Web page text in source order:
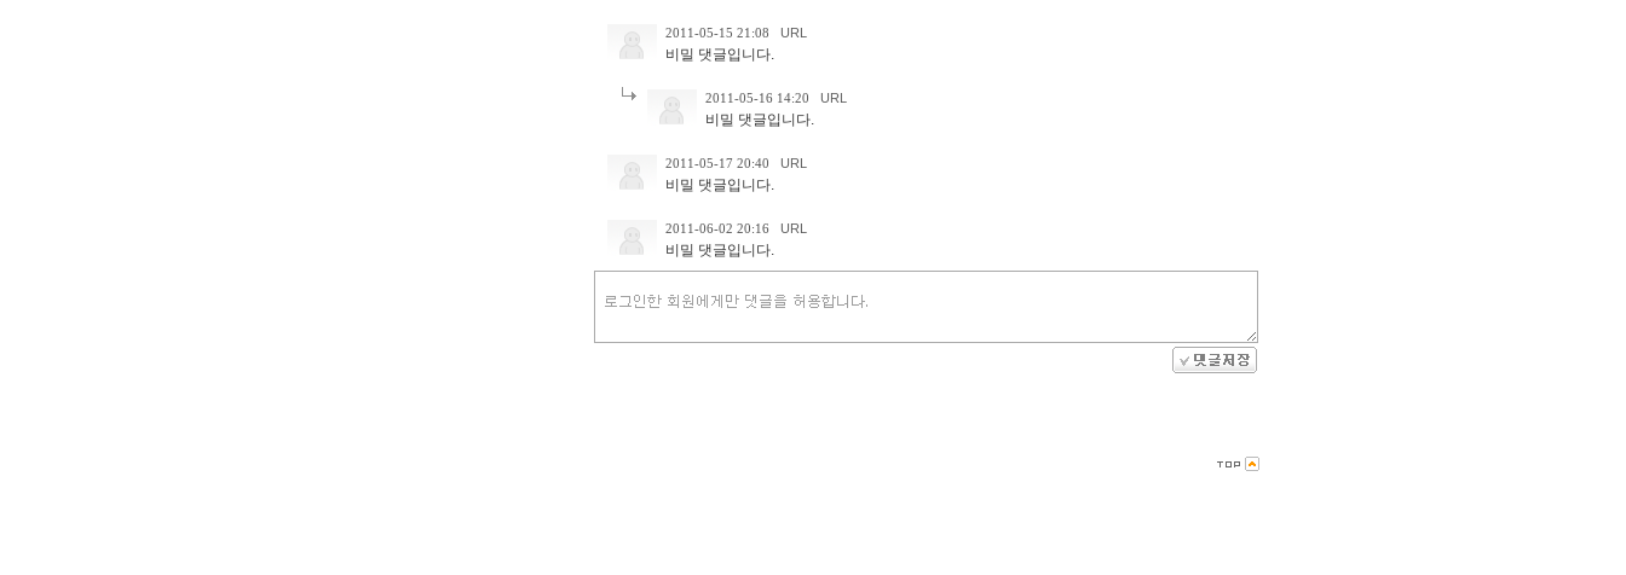
2011-05-15 21:08 URL
비밀 댓글입니다.
2011-05-16 14:20 URL
비밀 댓글입니다.
2011-05-17 20:40 URL
비밀 댓글입니다.
2011-06-02 20:16 URL
비밀 댓글입니다.